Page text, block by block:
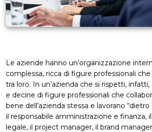
Le aziende hanno un’organizzazione
complessa, ricca di figure professionali
tra loro. In un’azienda che si rispetti,
e decine di figure professionali che
bene dell’azienda stessa e lavorano “dietro
il responsabile amministrazione e finanza,
legale, il project manager, il brand